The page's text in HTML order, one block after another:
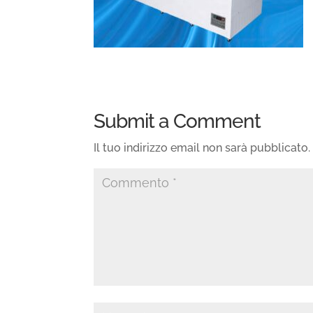
Submit a Comment
Il tuo indirizzo email non sarà pubblicato.